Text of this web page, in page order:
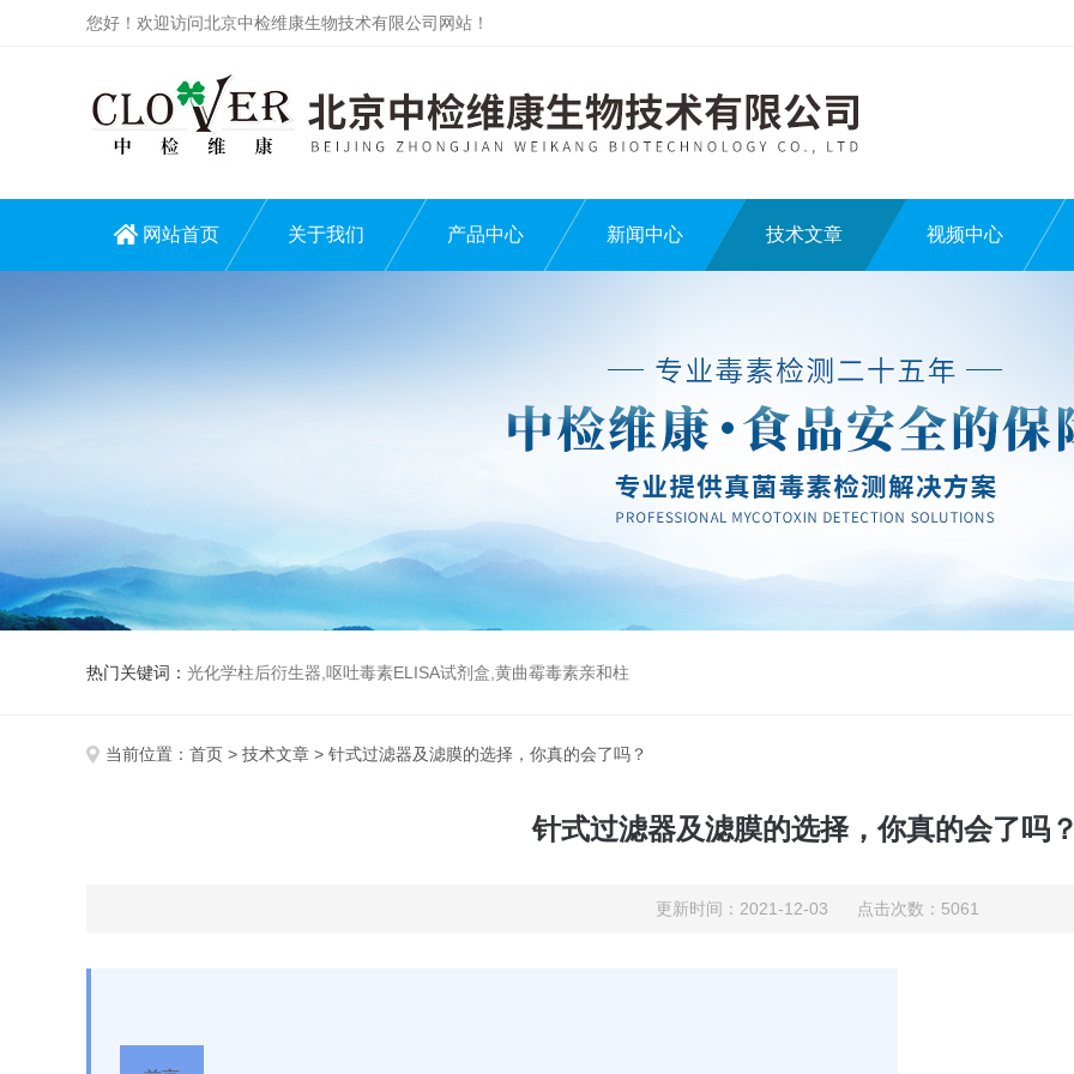
您好！欢迎访问北京中检维康生物技术有限公司网站！
网站首页 关于我们 产品中心 新闻中心 技术文章 视频中心
热门关键词： 光化学柱后衍生器,呕吐毒素ELISA试剂盒,黄曲霉毒素亲和柱
当前位置： 首页 > 技术文章 > 针式过滤器及滤膜的选择，你真的会了吗？
针式过滤器及滤膜的选择，你真的会了吗
更新时间：2021-12-03 点击次数：5061